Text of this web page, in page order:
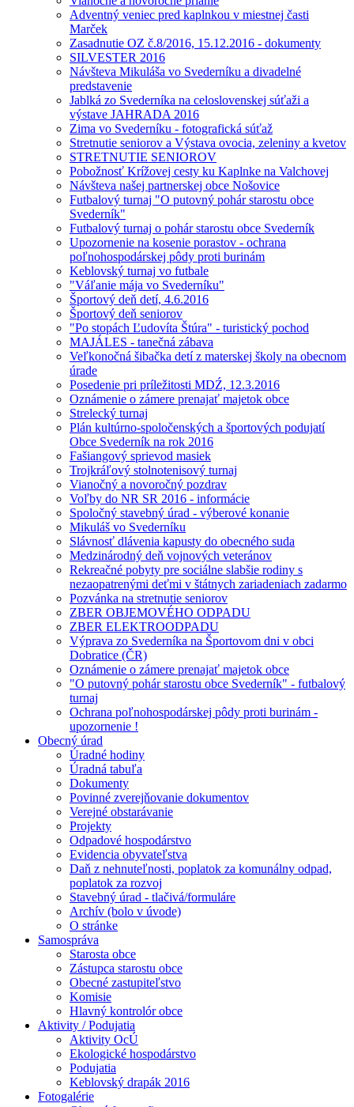
Adventný veniec pred kaplnkou v miestnej časti
Marček
Zasadnutie OZ č.8/2016, 15.12.2016 - dokumenty
SILVESTER 2016
Návšteva Mikuláša vo Svederníku a divadelné
predstavenie
Jablká zo Svederníka na celoslovenskej súťaži a
výstave JAHRADA 2016
Zima vo Svederníku - fotografická súťaž
Stretnutie seniorov a Výstava ovocia, zeleniny a kvetov
STRETNUTIE SENIOROV
Pobožnosť Krížovej cesty ku Kaplnke na Valchovej
Návšteva našej partnerskej obce Nošovice
Futbalový turnaj "O putovný pohár starostu obce
Svederník"
Futbalový turnaj o pohár starostu obce Svederník
Upozornenie na kosenie porastov - ochrana
poľnohospodárskej pôdy proti burinám
Keblovský turnaj vo futbale
"Váľanie mája vo Svederníku"
Športový deň detí, 4.6.2016
Športový deň seniorov
"Po stopách Ľudovíta Štúra" - turistický pochod
MAJÁLES - tanečná zábava
Veľkonočná šibačka detí z materskej školy na obecnom
úrade
Posedenie pri príležitosti MDŹ, 12.3.2016
Oznámenie o zámere prenajať majetok obce
Strelecký turnaj
Plán kultúrno-spoločenských a športových podujatí
Obce Svederník na rok 2016
Fašiangový sprievod masiek
Trojkráľový stolnotenisový turnaj
Vianočný a novoročný pozdrav
Voľby do NR SR 2016 - informácie
Spoločný stavebný úrad - výberové konanie
Mikuláš vo Svederníku
Slávnosť dlávenia kapusty do obecného suda
Medzinárodný deň vojnových veteránov
Rekreačné pobyty pre sociálne slabšie rodiny s
nezaopatrenými deťmi v štátnych zariadeniach zadarmo
Pozvánka na stretnutie seniorov
ZBER OBJEMOVÉHO ODPADU
ZBER ELEKTROODPADU
Výprava zo Svederníka na Športovom dni v obci
Dobratice (ČR)
Oznámenie o zámere prenajať majetok obce
"O putovný pohár starostu obce Svederník" - futbalový
turnaj
Ochrana poľnohospodárskej pôdy proti burinám -
upozornenie !
Obecný úrad
Úradné hodiny
Úradná tabuľa
Dokumenty
Povinné zverejňovanie dokumentov
Verejné obstarávanie
Projekty
Odpadové hospodárstvo
Evidencia obyvateľstva
Daň z nehnuteľnosti, poplatok za komunálny odpad,
poplatok za rozvoj
Stavebný úrad - tlačivá/formuláre
Archív (bolo v úvode)
O stránke
Samospráva
Starosta obce
Zástupca starostu obce
Obecné zastupiteľstvo
Komisie
Hlavný kontrolór obce
Aktivity / Podujatia
Aktivity OcÚ
Ekologické hospodárstvo
Podujatia
Keblovský drapák 2016
Fotogalérie